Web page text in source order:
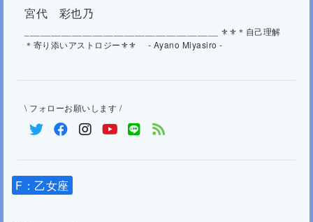
宮代 彩也乃
_____________________________________ ⚜⚜＊自己理解
＊寄り添いアストロジー⚜⚜ - Ayano Miyasiro -
\ フォローお願いします /
F：乙女座